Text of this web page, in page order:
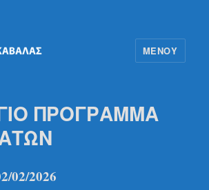
ΜΕΝΟΎ
ΠΡΟΓΡΑΜΜΑ
02/2026